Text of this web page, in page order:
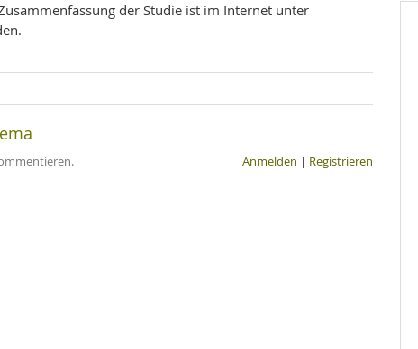
der Studie ist im Internet unter
Anmelden | Registrieren